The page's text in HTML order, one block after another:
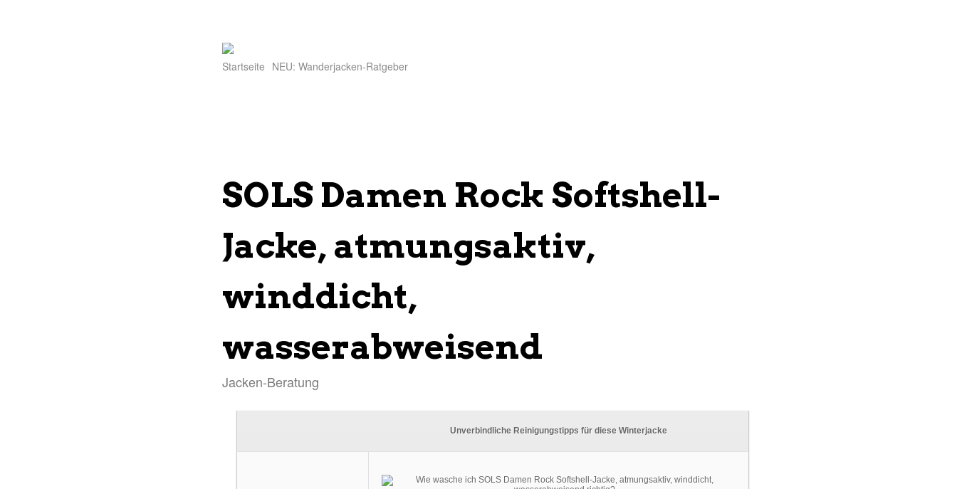
Startseite NEU: Wanderjacken-Ratgeber
SOLS Damen Rock Softshell-
Jacke, atmungsaktiv,
winddicht,
wasserabweisend
Jacken-Beratung
Unverbindliche Reinigungstipps für diese Winterjacke